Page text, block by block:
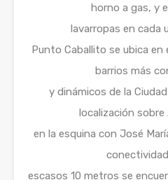
horno a gas, y
lavarropas en cada
Punto Caballito se ubica en
barrios más
y dinámicos de la
localización sobre
en la esquina con José
escasos 10 metros se